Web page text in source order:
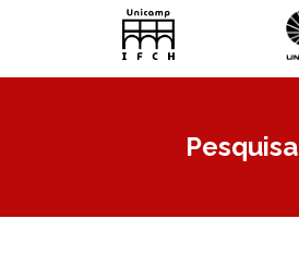
Pular para o conteúdo principal
Pesquisa